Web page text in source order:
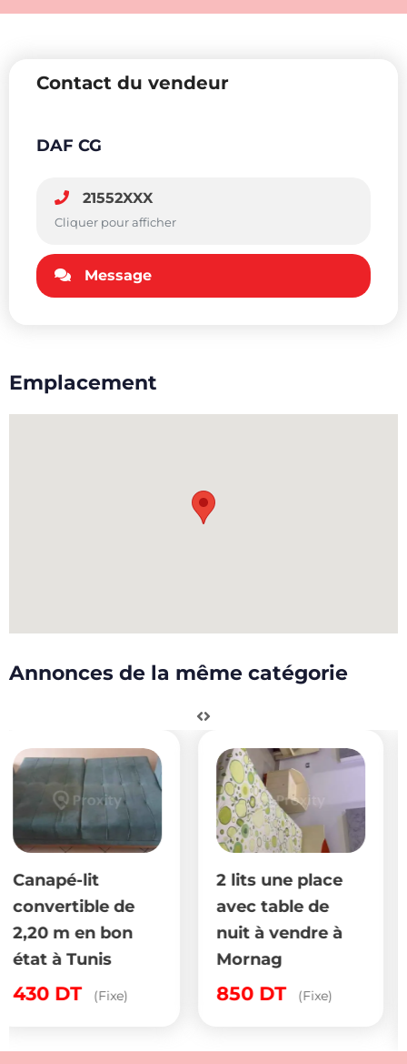
Contact du vendeur
DAF CG
21552XXX
Cliquer pour afficher
Message
Emplacement
Annonces de la même catégorie
2 lits une place
avec table de
nuit à vendre à
Mornag
850 DT (Fixe)
Meuble emporté
d’Italie tout neuf
jamais servi
Nouveau
4,000DT